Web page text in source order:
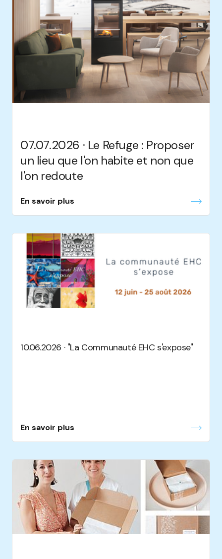
07.07.2026 · Le Refuge : Proposer
un lieu que l'on habite et non que
l'on redoute
En savoir plus
10.06.2026 · "La Communauté EHC s'expose"
En savoir plus